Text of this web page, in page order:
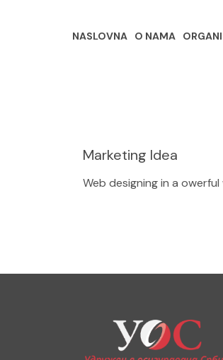
NASLOVNA O NAMA
Marketing Idea
Web designing in a